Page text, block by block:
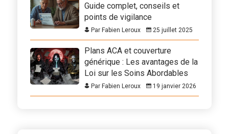
Guide complet, conseils et
points de vigilance
Par Fabien Leroux 25 juillet 2025
Plans ACA et couverture
générique : Les avantages de la
Loi sur les Soins Abordables
Par Fabien Leroux 19 janvier 2026